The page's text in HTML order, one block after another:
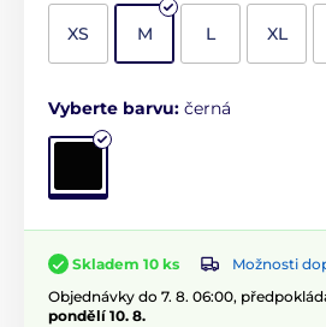
XS M L XL
Vyberte barvu: černá
Skladem 10 ks
Možnosti
Objednávky do 7. 8. 06:00,
pondělí 10. 8.